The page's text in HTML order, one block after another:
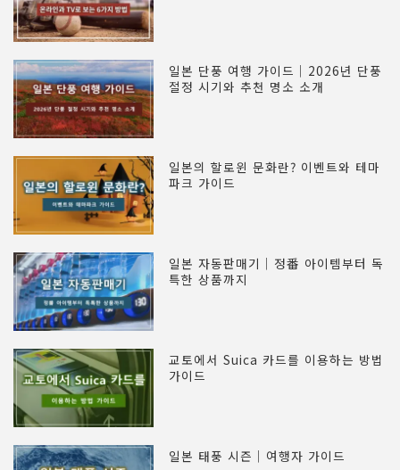
일본 단풍 여행 가이드｜2026년 단풍
절정 시기와 추천 명소 소개
일본의 할로윈 문화란? 이벤트와 테마
파크 가이드
일본 자동판매기｜정番 아이템부터 독
특한 상품까지
교토에서 Suica 카드를 이용하는 방법
가이드
일본 태풍 시즌｜여행자 가이드